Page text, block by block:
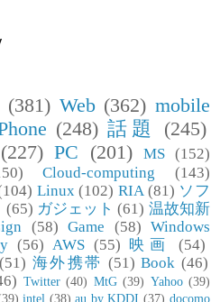
(381) Web (362) mobile
(248) 話題
(245)
(227) PC (201) MS (152)
Cloud-computing
(143)
Linux (102) RIA (81) ソフ
(65) ガジェット (61) 温故知新
(58) Game (58) Windows
(56) AWS (55) 映画
(54)
(51) 海外携帯 (51) Book (46)
Twitter (40) MtG (39) Yahoo (39)
intel (38) au by KDDI (37) docomo